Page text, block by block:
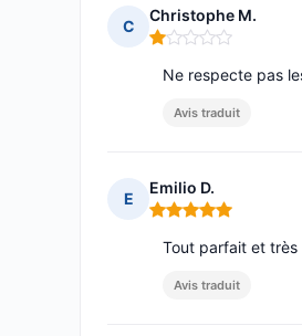
C
Christophe M.
Note : 1 sur 5
Ne respecte pas
Avis traduit
E
Emilio D.
Note : 5 sur 5
Tout parfait et très
Avis traduit